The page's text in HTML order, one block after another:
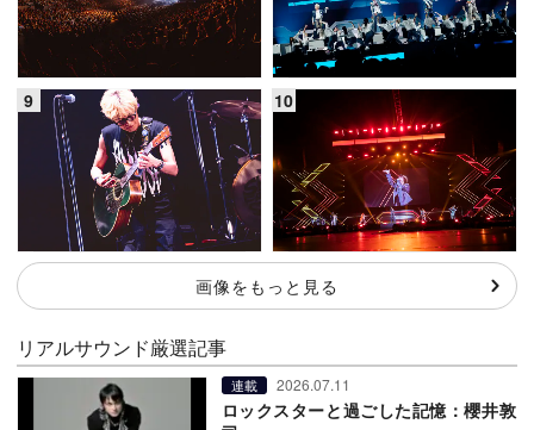
画像をもっと見る
リアルサウンド厳選記事
連載 2026.07.11
ロックスターと過ごした記憶：櫻井敦